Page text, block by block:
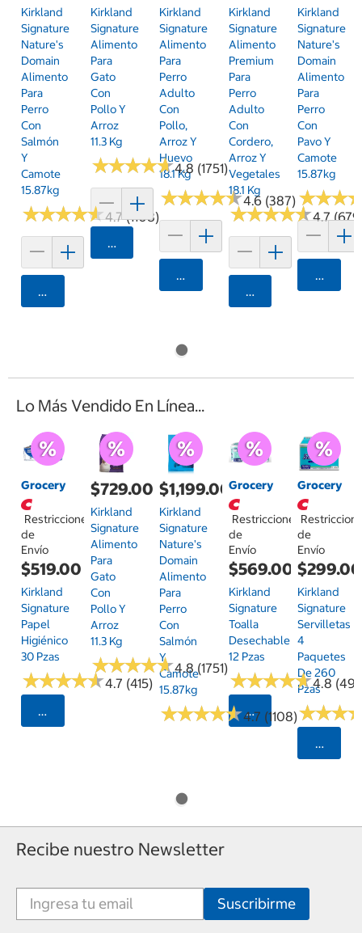
Kirkland
Signature
Nature's
Domain
Alimento
Para
Perro
Con
Salmón
Y
Camote
15.87kg
★★★★★
★★★★★4.7 (1108)
Agregar
Kirkland
Signature
Alimento
Para
Gato
Con
Pollo Y
Arroz
11.3 Kg
★★★★★
★★★★★4.8 (1751)
Agregar
Kirkland
Signature
Alimento
Para
Perro
Adulto
Con
Pollo,
Arroz Y
Huevo
18.1 Kg
★★★★★
★★★★★4.6 (387)
Agregar
Kirkland
Signature
Alimento
Premium
Para
Perro
Adulto
Con
Cordero,
Arroz Y
Vegetales
18.1 Kg
★★★★★
★★★★★4.7
Agregar
Kirkland
Signature
Nature's
Domain
Alimento
Para
Perro
Con
Pavo Y
Camote
15.87kg
★★★
★★★
Lo Más Vendido En Línea...
Grocery
Restricciones
de
Envío
$519.00
Kirkland
Signature
Papel
Higiénico
30 Pzas
★★★★★
★★★★★4.7 (415)
Seleccionar Código Postal
$729.00
Kirkland
Signature
Alimento
Para
Gato
Con
Pollo Y
Arroz
11.3 Kg
★★★★★
★★★★★4.8 (1751)
$1,199.00
Kirkland
Signature
Nature's
Domain
Alimento
Para
Perro
Con
Salmón
Y
Camote
15.87kg
★★★★★
★★★★★4.7 (1108)
Grocery
Restricciones
de
Envío
$569.00
Kirkland
Signature
Toalla
Desechable
12 Pzas
★★★★★
★★★★★4.8
Seleccionar
Grocery
de
Envío
$299.00
Kirkland
Signature
Servilletas
4
Paquetes
De 260
Pzas
★★★
★★★
Recibe nuestro Newsletter